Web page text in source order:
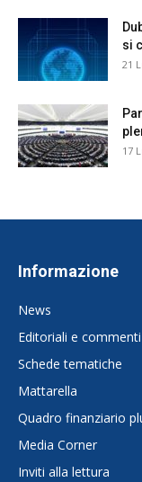
si
21
17
Informazione
News
Editoriali e commenti
Schede tematiche
Mattarella
Quadro finanziario
Media Corner
Inviti alla lettura